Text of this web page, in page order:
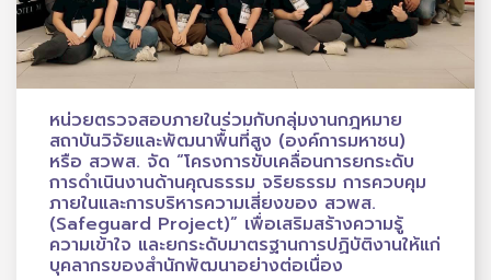
หน่วยตรวจสอบภายในร่วมกับกลุ่มงานกฎหมาย
สถาบันวิจัยและพัฒนาพื้นที่สูง (องค์การมหาชน)
หรือ สวพส. จัด “โครงการขับเคลื่อนการยกระดับ
การดำเนินงานด้านคุณธรรม จริยธรรม การควบคุม
ภายในและการบริหารความเสี่ยงของ สวพส.
(Safeguard Project)” เพื่อเสริมสร้างความรู้
ความเข้าใจ และยกระดับมาตรฐานการปฏิบัติงานให้แก่
บุคลากรของสำนักพัฒนาอย่างต่อเนื่อง